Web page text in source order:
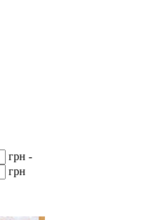
грн -
грн